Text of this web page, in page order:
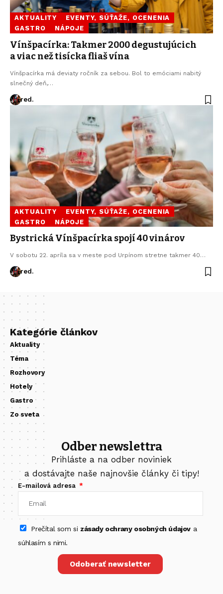
AKTUALITY
EVENTY, SÚŤAŽE, OCENENIA
GASTRO
NÁPOJE
Vínšpacírka: Takmer 2000 degustujúcich
a viac než tisícka fliaš vína
Vínšpacírka má deviaty ročník za sebou. Bol to emóciami nabitý
slnečný deň,…
red.
AKTUALITY
EVENTY, SÚŤAŽE, OCENENIA
GASTRO
NÁPOJE
Bystrická Vínšpacírka spojí 40 vinárov
V sobotu 22. apríla sa v meste pod Urpínom stretne takmer 40…
red.
Kategórie článkov
Aktuality
Téma
Rozhovory
Hotely
Gastro
Zo sveta
Odber newslettra
Prihláste a na odber noviniek
a dostávajte naše najnovšie články či tipy!
E-mailová adresa
Prečítal som si zásady ochrany osobných údajova
súhlasím s nimi.
Odoberať newsletter